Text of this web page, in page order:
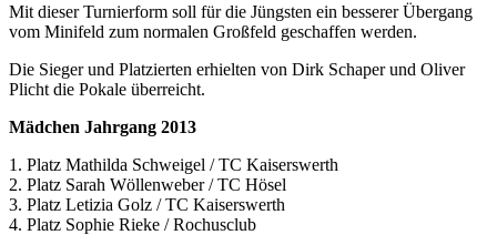
Mit dieser Turnierform soll für die Jüngsten ein besserer Übergang
vom Minifeld zum normalen Großfeld geschaffen werden.
Die Sieger und Platzierten erhielten von Dirk Schaper und Oliver
Plicht die Pokale überreicht.
Mädchen Jahrgang 2013
1. Platz Mathilda Schweigel / TC Kaiserswerth
2. Platz Sarah Wöllenweber / TC Hösel
3. Platz Letizia Golz / TC Kaiserswerth
4. Platz Sophie Rieke / Rochusclub